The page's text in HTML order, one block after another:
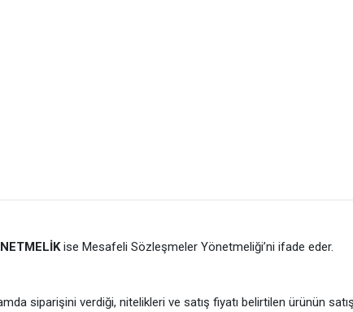
ise Mesafeli Sözleşmeler Yönetmeliği’ni ifade eder.
siparişini verdiği, nitelikleri ve satış fiyatı belirtilen ürünün